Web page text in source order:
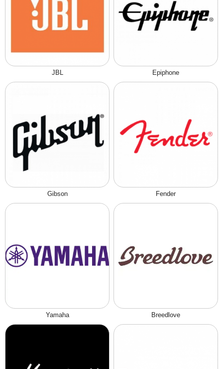
JBL Epiphone
Gibson Fender
Yamaha Breedlove